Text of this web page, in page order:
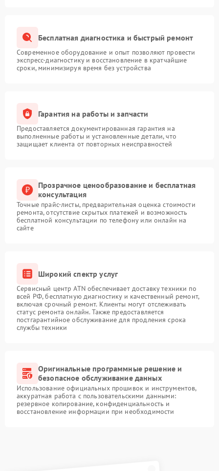
Бесплатная диагностика и быстрый ремонт
Современное оборудование и опыт позволяют провести
экспресс-диагностику и восстановление в кратчайшие
сроки, минимизируя время без устройства
Гарантия на работы и запчасти
Предоставляется документированная гарантия на
выполненные работы и установленные детали, что
защищает клиента от повторных неисправностей
Прозрачное ценообразование и бесплатная
консультация
Точные прайс-листы, предварительная оценка стоимости
ремонта, отсутствие скрытых платежей и возможность
бесплатной консультации по телефону или онлайн на
сайте
Широкий спектр услуг
Сервисный центр ATN обеспечивает доставку техники по
всей РФ, бесплатную диагностику и качественный ремонт,
включая срочный ремонт. Клиенты могут отслеживать
статус ремонта онлайн. Также предоставляется
постгарантийное обслуживание для продления срока
службы техники
Оригинальные программные решение и
безопасное обслуживание данных
Использование официальных прошивок и инструментов,
аккуратная работа с пользовательскими данными:
резервное копирование, конфиденциальность и
восстановление информации при необходимости